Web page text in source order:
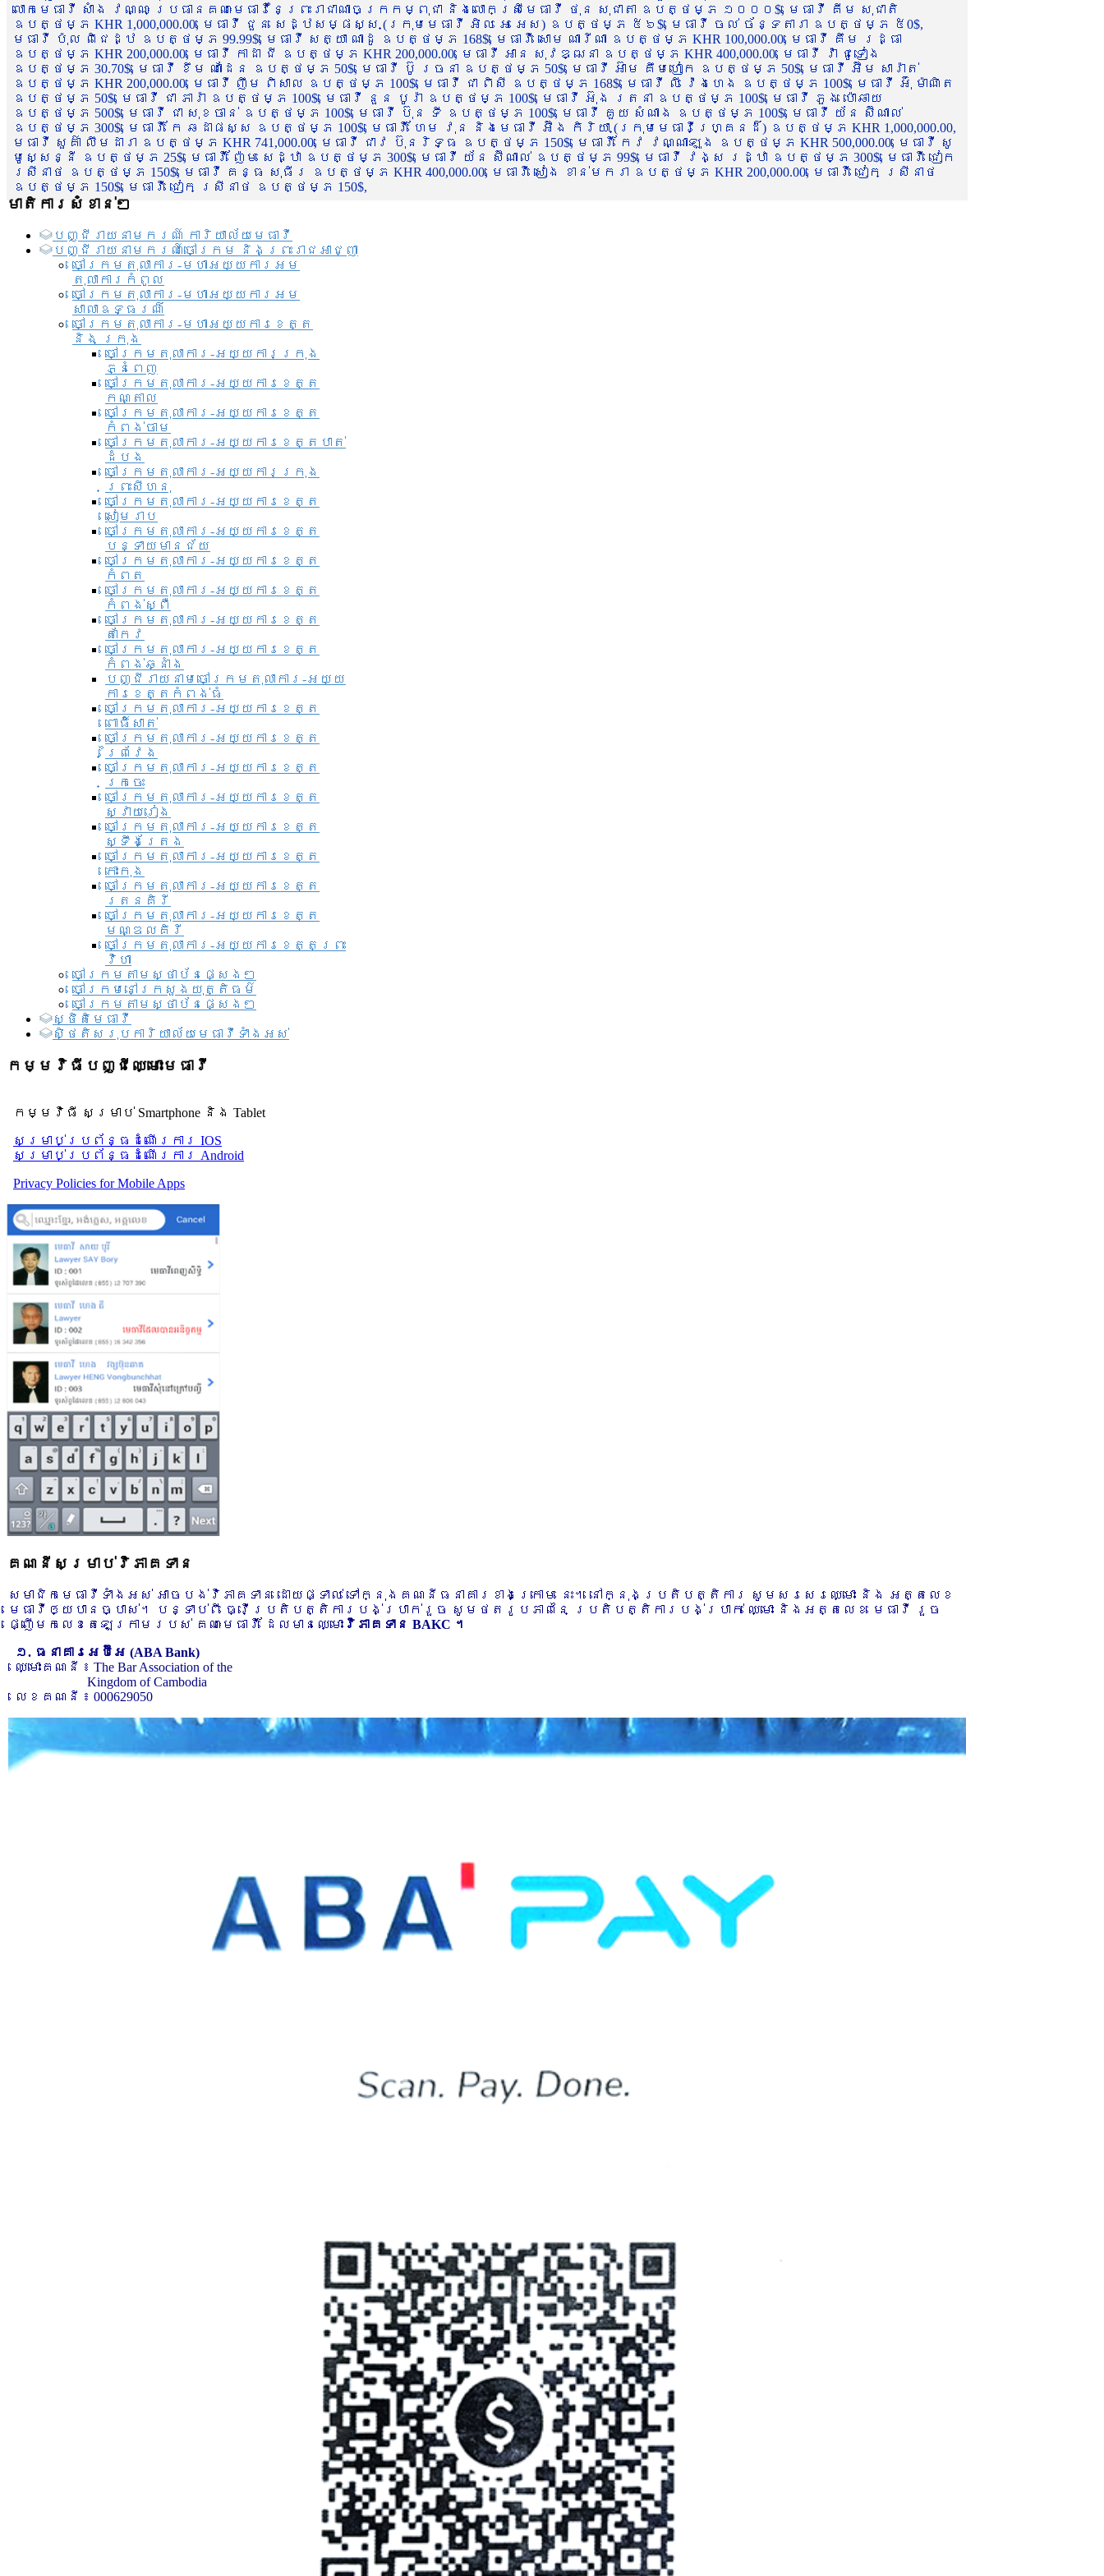
លោកមេធាវី សាំង វណ្ណៈ ប្រធានគណៈមេធាវីនៃព្រះរាជាណាចក្រកម្ពុជា និងលោកស្រីមេធាវី ថុន សុជាតា ឧបត្ថម្ភ ១០០០$, មេធាវី គីម សុជាតិ
ឧបត្ថម្ភ KHR 1,000,000.00, មេធាវី ជួន សេដ្ឋសម្ផស្ស (ក្រុមមេធាវី អិល អេ អេស) ឧបត្ថម្ភ ៥៦$, មេធាវី ចល់ ច័ន្ទតារា ឧបត្ថម្ភ ៥0$,
មេធាវី ប៉ុល ពិជេដ្ឋ ឧបត្ថម្ភ 99.99$, មេធាវី សត្យា ណាដូ ឧបត្ថម្ភ 168$, មេធាវី សោម ណារីណា ឧបត្ថម្ភ KHR 100,000.00, មេធាវី គឹម រដ្ធា
ឧបត្ថម្ភ KHR 200,000.00, មេធាវី កាដា ជី ឧបត្ថម្ភ KHR 200,000.00, មេធាវី អាន សុវឌ្ឍនា ឧបត្ថម្ភ KHR 400,000.00, មេធាវី វ៉ា ជូទៀង
ឧបត្ថម្ភ 30.70$, មេធាវី ខឹម ណាដែន ឧបត្ថម្ភ 50$, មេធាវី ប៊ូ រចនា ឧបត្ថម្ភ 50$, មេធាវី អ៊ាម គឹមហៀក ឧបត្ថម្ភ 50$, មេធាវី អ៊ឹម សារ៉ាត់
ឧបត្ថម្ភ KHR 200,000.00, មេធាវី ញឹម ពិសាល ឧបត្ថម្ភ 100$, មេធាវី ជា ពិសី ឧបត្ថម្ភ 168$, មេធាវី លី វ៉េងហេង ឧបត្ថម្ភ 100$, មេធាវី អ៊ុំ ម៉ាណិត
ឧបត្ថម្ភ 50$, មេធាវី ជា ភារ៉ា ឧបត្ថម្ភ 100$, មេធាវី នួន បូរ៉ា ឧបត្ថម្ភ 100$, មេធាវី អ៊ុង រតនា ឧបត្ថម្ភ 100$, មេធាវី ភួង ប៉ោឆាយ
ឧបត្ថម្ភ 500$, មេធាវី ជា សុខចាន់ ឧបត្ថម្ភ 100$, មេធាវី ប៊ុន ទី ឧបត្ថម្ភ 100$, មេធាវី គួយ សំណាង ឧបត្ថម្ភ 100$, មេធាវី យ័ន ស៊ីណាល់
ឧបត្ថម្ភ 300$, មេធាវី កែ ឆដាផស្ស ឧបត្ថម្ភ 100$, មេធាវី ហែម វុន និងមេធាវី អ៊ឹង កិរិយា (ក្រុមមេធាវីហ្គ្រេនដ៏) ឧបត្ថម្ភ KHR 1,000,000.00,
មេធាវី សួគ៌ា លឹមដារា ឧបត្ថម្ភ KHR 741,000.00, មេធាវី ជាវ ប៊ុនរិទ្ធ ឧបត្ថម្ភ 150$, មេធាវី កែវ វណ្ណាឡុង ឧបត្ថម្ភ KHR 500,000.00, មេធាវី សូ
មូសេ្សន្នី ឧបត្ថម្ភ 25$, មេធាវី ញ៉ែម សេដ្ឋា ឧបត្ថម្ភ 300$, មេធាវី យ័ន ស៊ីណាល់ ឧបត្ថម្ភ 99$, មេធាវី វង្ស រដ្ឋា ឧបត្ថម្ភ 300$, មេធាវី ជៀក
ស្រីនាថ ឧបត្ថម្ភ 150$, មេធាវី គន្ធ សុធីរ ឧបត្ថម្ភ KHR 400,000.00, មេធាវី សៀង ខាន់មករា ឧបត្ថម្ភ KHR 200,000.00, មេធាវី ជៀក ស្រីនាថ
ឧបត្ថម្ភ 150$, មេធាវី ជៀក ស្រីនាថ ឧបត្ថម្ភ 150$,
មាតិការសំខាន់ៗ
បញ្ជី​រាយ​នាមករណ៍ ការិយាល័យ​មេធាវី​
បញ្ជី​រាយ​នាមករណ៍​ចៅក្រម និងព្រះរាជអាជ្ញា
ចៅក្រមតុលាការ-មហាអយ្យការអម
តុលាការកំពូល
ចៅក្រមតុលាការ-មហាអយ្យការអម
សាលាឧទ្ធរណ៏
ចៅក្រមតុលាការ-មហាអយ្យការខេត្ត
និង ក្រុង
ចៅក្រមតុលាការ-អយ្យការក្រុង
ភ្នំពេញ
ចៅក្រមតុលាការ-អយ្យការខេត្ត
កណ្តាល
ចៅក្រមតុលាការ-អយ្យការខេត្ត
កំពង់ចាម
ចៅក្រមតុលាការ-អយ្យការខេត្តបាត់
ដំបង
ចៅក្រមតុលាការ-អយ្យការ​ក្រុង
ព្រះសីហនុ
ចៅក្រមតុលាការ-អយ្យការខេត្ត
សៀមរាប
ចៅក្រមតុលាការ-អយ្យការខេត្ត
បន្ទាយមានជ័យ
ចៅក្រមតុលាការ-អយ្យការខេត្ត
កំពត
ចៅក្រមតុលាការ-អយ្យការខេត្ត
កំពង់ស្ពឺ
ចៅក្រមតុលាការ-អយ្យការខេត្ត
តាកែវ
ចៅក្រមតុលាការ-អយ្យការខេត្ត
កំពង់ឆ្នាំង
បញ្ជីរាយនាមចៅក្រមតុលាការ-អយ្យ
ការខេត្តកំពង់ធំ
ចៅក្រមតុលាការ-អយ្យការខេត្ត
ពោធិ៍សាត់
ចៅក្រមតុលាការ-អយ្យការខេត្ត
ព្រៃវែង
ចៅក្រមតុលាការ-អយ្យការខេត្ត
ក្រចេះ
ចៅក្រមតុលាការ-អយ្យការខេត្ត
ស្វាយរៀង
ចៅក្រមតុលាការ-អយ្យការខេត្ត
ស្ទឹងត្រែង
ចៅក្រមតុលាការ-អយ្យការខេត្ត
កោះកុង
ចៅក្រមតុលាការ-អយ្យការខេត្ត
រតនគិរី
ចៅក្រមតុលាការ-អយ្យការខេត្ត
មណ្ឌលគិរី
ចៅក្រមតុលាការ-អយ្យការខេត្តព្រះ
វិហា
ចៅក្រមតាមស្ថាប័នផ្សេងៗ
ចៅក្រមនៅក្រសួងយុត្តិធម៌
ចៅក្រមតាមស្ថាប័នផ្សេងៗ
ស្ថិតិមេធាវី
សិ្ថតិសរុបការិយាល័យមេធាវីទាំងអស់​
កម្មវិធីបញ្ជីឈ្មោះមេធាវី
កម្មវិធី សម្រាប់ Smartphone និង Tablet
សម្រាប់​ប្រព័ន្ធដំណើរការ IOS
សម្រាប់​ប្រព័ន្ធដំណើរការ Android
Privacy Policies for Mobile Apps
គណនីសម្រាប់វិភាគទាន
សមាជិកមេធាវីទាំងអស់ អាចបង់វិភាគទាន ដោយផ្ទាល់ ទៅក្នុងគណនីធនាគារខាងក្រោម នេះ។ នៅក្នុងប្រតិបត្តិការ សូមសរសេរឈ្មោះ និង អត្តលេខ
មេធាវីឲ្យបានច្បាស់។ បន្ទាប់ពី ធ្វើប្រតិបត្តិការបង់ប្រាក់រួច សូមថតរូបភាពនៃ ប្រតិបត្តិការបង់ប្រាក់ ឈ្មោះ និងអត្តលេខ មេធាវី រួច
ផ្ញើមកលេខតេឡេក្រាមរបស់ គណៈមេធាវី ដែលមានឈ្មោះ វិភាគទាន BAKC ។
១. ធនាគារអេប៊ីអេ (ABA Bank)
ឈ្មោះគណនី ៖ The Bar Association of the
Kingdom of Cambodia
លេខគណនី ៖ 000629050